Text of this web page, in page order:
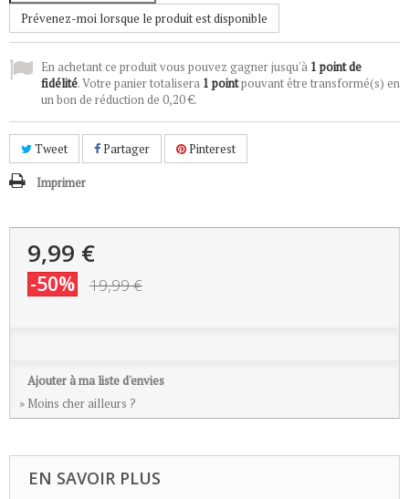
Prévenez-moi lorsque le produit est disponible
En achetant ce produit vous pouvez gagner jusqu'à 1 point de
fidélité. Votre panier totalisera 1 pointpouvant être transformé(s) en
un bon de réduction de 0,20 €.
Tweet Partager Pinterest
Imprimer
9,99 €
-50% 19,99 €
Ajouter à ma liste d'envies
» Moins cher ailleurs ?
EN SAVOIR PLUS